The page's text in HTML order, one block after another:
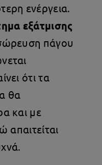
ενέργεια.
εξάτμισης
πάγου
ότι τα
θα
και με
απαιτείται